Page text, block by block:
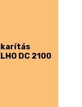
DC 2100